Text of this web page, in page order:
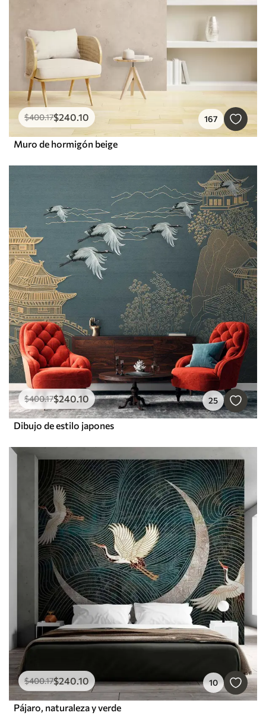
$400.17$240.10 167
Muro de hormigón beige
$400.17$240.10 25
Dibujo de estilo japones
$400.17$240 .10 10
Pájaro, naturaleza y verde